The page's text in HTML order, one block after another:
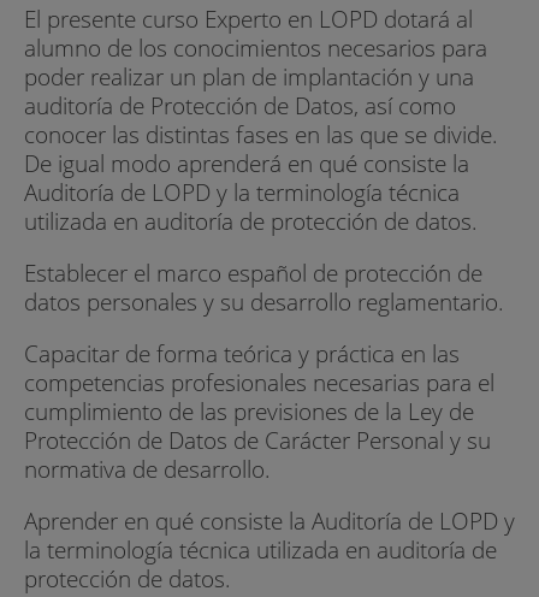
El presente curso Experto en LOPD dotará al
alumno de los conocimientos necesarios para
poder realizar un plan de implantación y una
auditoría de Protección de Datos, así como
conocer las distintas fases en las que se divide.
De igual modo aprenderá en qué consiste la
Auditoría de LOPD y la terminología técnica
utilizada en auditoría de protección de datos.
Establecer el marco español de protección de
datos personales y su desarrollo reglamentario.
Capacitar de forma teórica y práctica en las
competencias profesionales necesarias para el
cumplimiento de las previsiones de la Ley de
Protección de Datos de Carácter Personal y su
normativa de desarrollo.
Aprender en qué consiste la Auditoría de LOPD y
la terminología técnica utilizada en auditoría de
protección de datos.